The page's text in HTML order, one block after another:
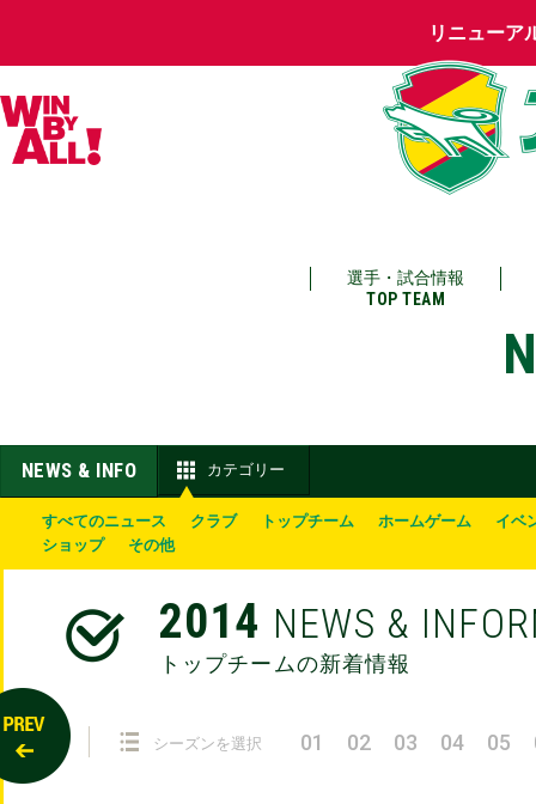
リニューア
選手・試合情報
TOP TEAM
NEWS & INFO カテゴリー
すべてのニュース クラブ トップチーム ホームゲーム
イベ
ショップ
その他
2014 NEWS &
トップチームの新着情報
シーズンを選択 01 02 03 04 05